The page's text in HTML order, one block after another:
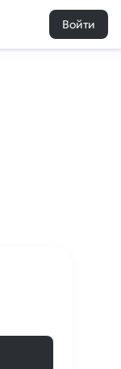
Войти
144 0